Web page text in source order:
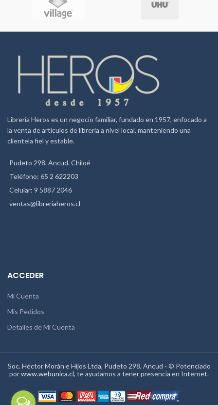
Librería Heros es un negocio familiar, fundado en 1957, enfocado a
la venta de artículos de librería a nivel local, manteniendo una
clientela fiel y estable.
Pudeto 298, Ancud. Chiloé
Teléfono: 65 2 622203
Celular: 9 5887 2046
ventas@libreriaheros.cl
ACCEDER
Mi Cuenta
Mis Pedidos
Detalles de Mi Cuenta
Soc. Héctor Morán e Hijos Ltda, Pudeto 298, Ancud - © Potenciado
porwww.webunica.cl, te ayudamos a tener presencia en Internet.